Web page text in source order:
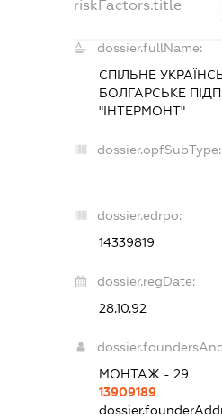
riskFactors.title
dossier.fullName:
СПІЛЬНЕ
БОЛГАРСЬКЕ
"ІНТЕРМОНТ"
dossier.opfSubType:
-
dossier.edrpo:
14339819
dossier.regDate:
28.10.92
МОНТАЖ - 29
13909189